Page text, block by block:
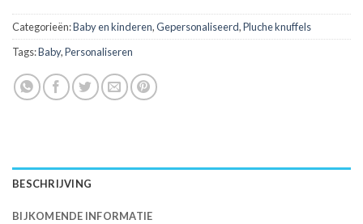
Categorieën:Baby en kinderen,Gepersonaliseerd,Pluche knuffels
Tags:Baby,Personaliseren
BESCHRIJVING
BIJKOMENDE INFORMATIE